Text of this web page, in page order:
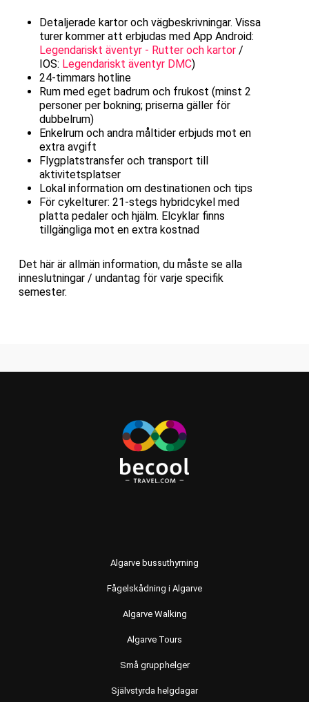
Detaljerade kartor och vägbeskrivningar. Vissa
turer kommer att erbjudas med App Android:
Legendariskt äventyr - Rutter och kartor /
IOS: Legendariskt äventyr DMC)
24-timmars hotline
Rum med eget badrum och frukost (minst 2
personer per bokning; priserna gäller för
dubbelrum)
Enkelrum och andra måltider erbjuds mot en
extra avgift
Flygplatstransfer och transport till
aktivitetsplatser
Lokal information om destinationen och tips
För cykelturer: 21-stegs hybridcykel med
platta pedaler och hjälm. Elcyklar finns
tillgängliga mot en extra kostnad
Det här är allmän information, du måste se alla
inneslutningar / undantag för varje specifik
semester.
Algarve bussuthyrning
Fågelskådning i Algarve
Algarve Walking
Algarve Tours
Små grupphelger
Självstyrda helgdagar